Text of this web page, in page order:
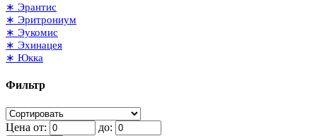
∗ Эрантис
∗ Эритрониум
∗ Эукомис
∗ Эхинацея
∗ Юкка
Фильтр
Цена от: до: